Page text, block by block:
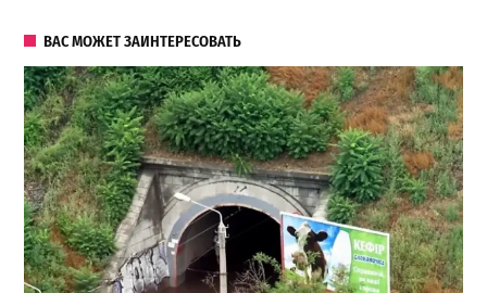
ВАС МОЖЕТ ЗАИНТЕРЕСОВАТЬ